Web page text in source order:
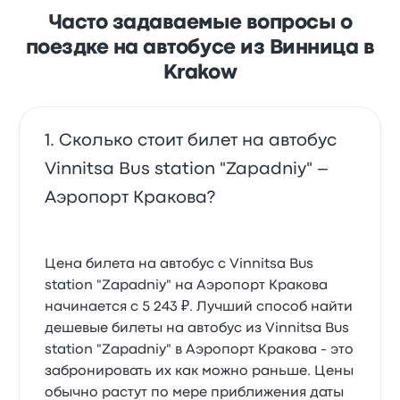
Часто задаваемые вопросы о
поездке на автобусе из Винница в
Krakow
Сколько стоит билет на автобус
Vinnitsa Bus station "Zapadniy" –
Аэропорт Кракова?
Цена билета на автобус с Vinnitsa Bus
station "Zapadniy" на Аэропорт Кракова
начинается с 5 243 ₽. Лучший способ найти
дешевые билеты на автобус из Vinnitsa Bus
station "Zapadniy" в Аэропорт Кракова - это
забронировать их как можно раньше. Цены
обычно растут по мере приближения даты